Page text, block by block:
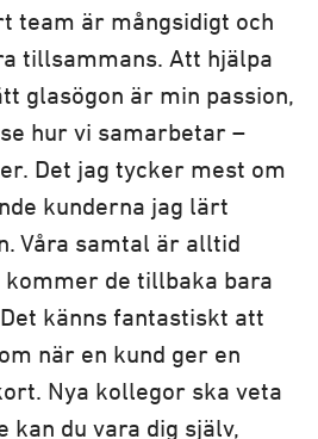
team är mångsidigt och
tillsammans. Att hjälpa
glasögon är min passion,
hur vi samarbetar –
Det jag tycker mest om
kunderna jag lärt
Våra samtal är alltid
kommer de tillbaka bara
känns fantastiskt att
när en kund ger en
Nya kollegor ska veta
kan du vara dig själv,